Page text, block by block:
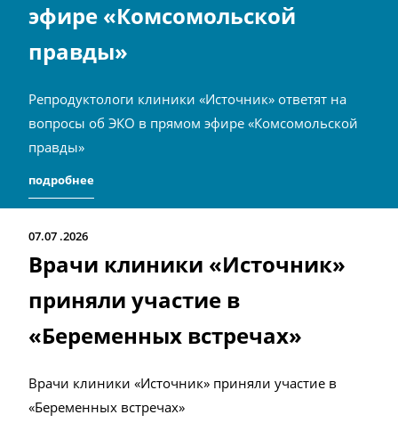
эфире «Комсомольской
правды»
Репродуктологи клиники «Источник» ответят на
вопросы об ЭКО в прямом эфире «Комсомольской
правды»
подробнее
07.07 2026
Врачи клиники «Источник»
приняли участие в
«Беременных встречах»
Врачи клиники «Источник» приняли участие в
«Беременных встречах»